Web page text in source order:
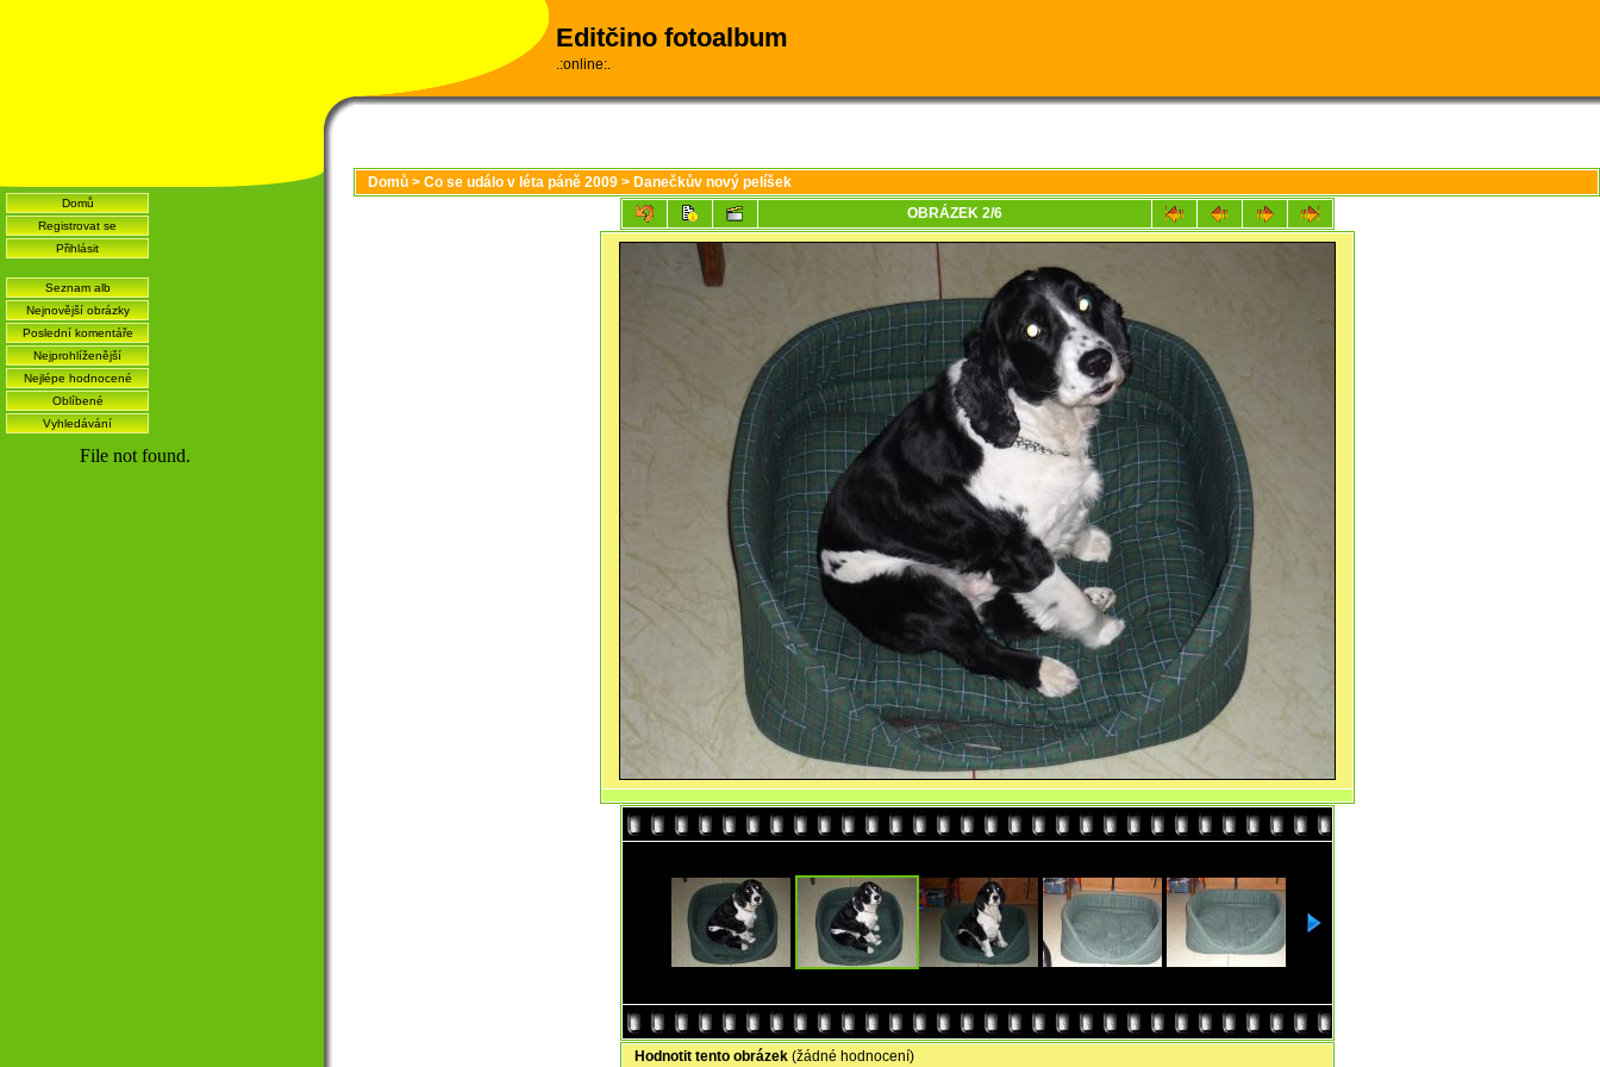
Editčino fotoalbum
.:online:.
Domů
Registrovat se
Přihlásit
Seznam alb
Nejnovější obrázky
Poslední komentáře
Nejprohlíženější
Nejlépe hodnocené
Oblíbené
Vyhledávání
Domů > Co se událo v léta páně 2009 > Danečkův nový pelíšek
OBRÁZEK 2/6
Hodnotit tento obrázek (žádné hodnocení)